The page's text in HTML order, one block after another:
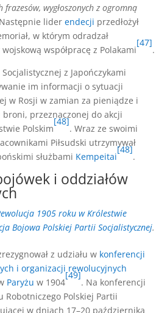
frazesów, wygłoszonych z ogromną
lider endecji przedłożył
w którym odradzał
współpracę z Polakami
[47]
.
z Japończykami
im informacji o sytuacji
w Rosji w zamian za pieniądze i
przeznaczonej do akcji
Polskim
[48]
. Wraz ze swoimi
Piłsudski utrzymywał
służbami Kempeitai
[48]
.
i oddziałów
1905 roku w Królestwie
Bojowa Polskiej Partii Socjalistycznej.
z udziału w konferencji
i organizacji rewolucyjnych
Paryżu w 1904
[49]
. Na konferencji
Robotniczego Polskiej Partii
w dniach 17–20 października